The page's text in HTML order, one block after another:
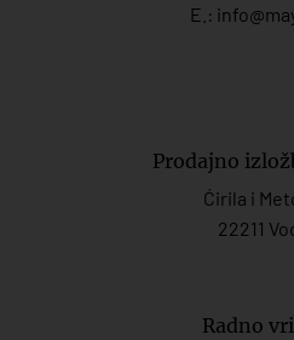
E.:
Prodajno
Ćirila i
22211
Radno